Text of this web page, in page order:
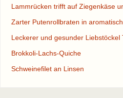
Lammrücken trifft auf Ziegenkäse
Zarter Putenrollbraten in
Leckerer und gesunder Liebstöckel
Brokkoli-Lachs-Quiche
Schweinefilet an Linsen